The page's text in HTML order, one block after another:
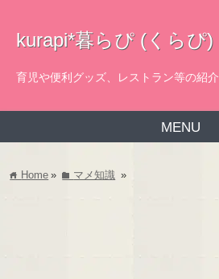
kurapi*暮らぴ (くらぴ)
育児や便利グッズ、レストラン等の紹介
MENU
home Home » folder マメ知識 »